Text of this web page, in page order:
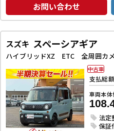
お問い合わせ
スズキ スペーシアギア
支払総
車両本体
法定
保証
中古車